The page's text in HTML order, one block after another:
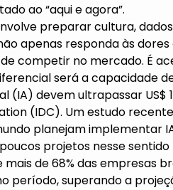
ao “aqui e agora”.
preparar cultura,
apenas responda às
competir no mercado. É
será a capacidade
(IA) devem ultrapassar US$
(IDC). Um estudo
planejam implementar
projetos nesse
mais de 68% das empresas
período, superando a